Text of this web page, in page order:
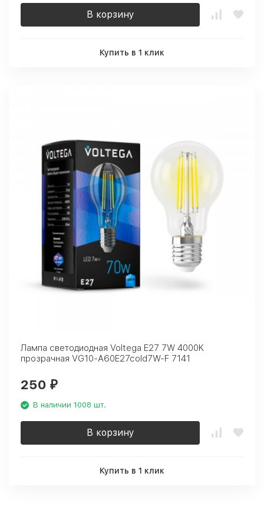
В корзину
Купить в 1 клик
Лампа светодиодная Voltega E27 7W 4000K
прозрачная VG10-A60E27cold7W-F 7141
250 ₽
В наличии 1008 шт.
В корзину
Купить в 1 клик